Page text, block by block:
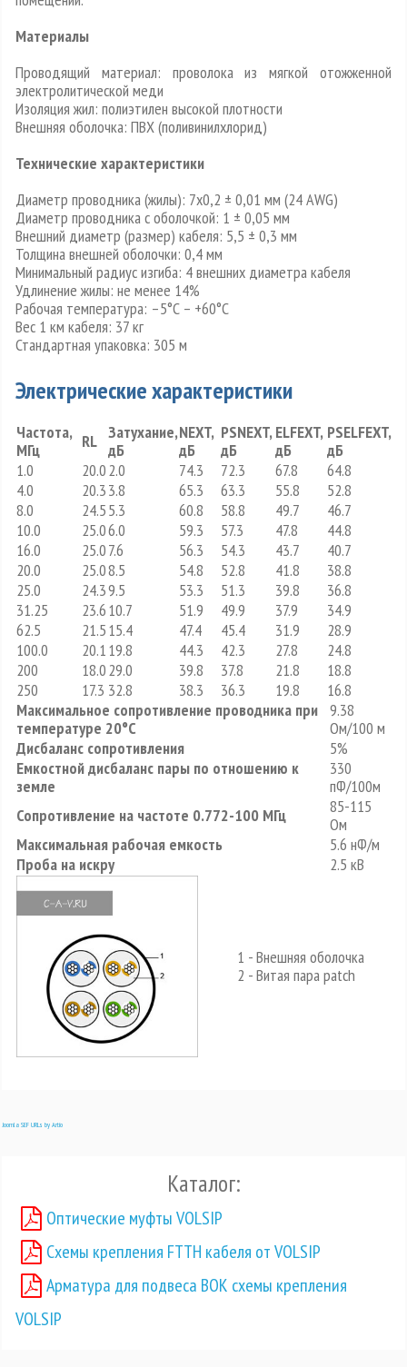
Материалы
Проводящий материал: проволока из мягкой отожженной
электролитической меди
Изоляция жил: полиэтилен высокой плотности
Внешняя оболочка: ПВХ (поливинилхлорид)
Технические характеристики
Диаметр проводника (жилы): 7х0,2 ± 0,01 мм (24 AWG)
Диаметр проводника с оболочкой: 1 ± 0,05 мм
Внешний диаметр (размер) кабеля: 5,5 ± 0,3 мм
Толщина внешней оболочки: 0,4 мм
Минимальный радиус изгиба: 4 внешних диаметра кабеля
Удлинение жилы: не менее 14%
Рабочая температура: –5°C – +60°C
Вес 1 км кабеля: 37 кг
Стандартная упаковка: 305 м
Электрические характеристики
Частота,
МГц
RL Затухание,
дБ
NEXT,
дБ
PSNEXT,
дБ
ELFEXT,
дБ
PSELFEXT,
дБ
1.0
20.02.0 74.3 72.3 67.8
64.8
4.0
20.33.8 65.3 63.3 55.8
52.8
8.0
24.55.3 60.8 58.8 49.7
46.7
10.0
25.06.0 59.3 57.3 47.8
44.8
16.0
25.07.6 56.3 54.3 43.7
40.7
20.0
25.08.5 54.8 52.8 41.8
38.8
25.0
24.39.5 53.3 51.3 39.8
36.8
31.25
23.610.7 51.9 49.9 37.9
34.9
62.5
21.515.4 47.4 45.4 31.9
28.9
100.0
20.119.8 44.3 42.3 27.8
24.8
200
18.029.0 39.8 37.8 21.8
18.8
250
17.3 32.8 38.3 36.3 19.8
16.8
Максимальное сопротивление проводника при
температуре 20°С
9.38
Ом/100 м
Дисбаланс сопротивления
5%
Емкостной дисбаланс пары по отношению к
земле
330
пФ/100м
Сопротивление на частоте 0.772-100 МГц
85-115
Ом
Максимальная рабочая емкость
5.6 нФ/м
Проба на искру
2.5 кВ
1 - Внешняя оболочка
2 - Витая пара patch
Joomla SEF URLs by Artio
Каталог:
Оптические муфты VOLSIP
Схемы крепления FTTH кабеля от VOLSIP
Арматура для подвеса ВОК схемы крепления
VOLSIP